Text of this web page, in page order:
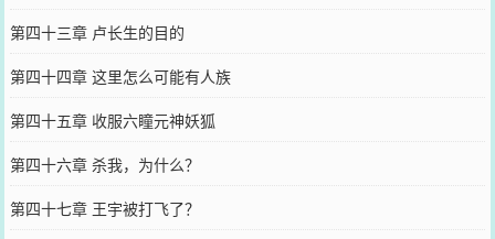
第四十三章 卢长生的目的
第四十四章 这里怎么可能有人族
第四十五章 收服六瞳元神妖狐
第四十六章 杀我，为什么？
第四十七章 王宇被打飞了？